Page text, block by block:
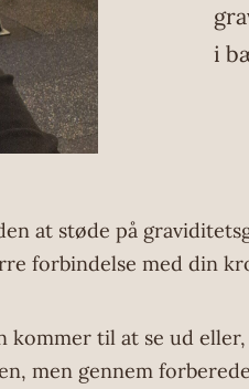
i
at støde på
forbindelse med din
til at se ud
men gennem